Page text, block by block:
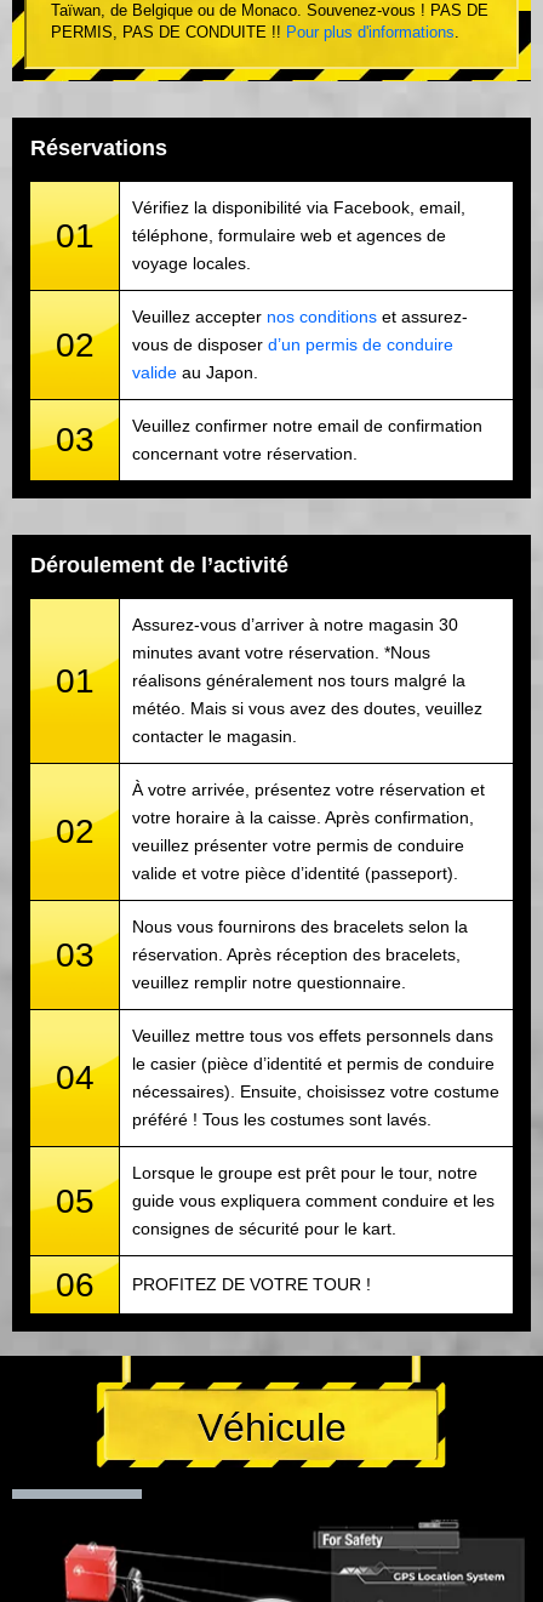
Taïwan, de Belgique ou de Monaco. Souvenez-vous ! PAS DE
PERMIS, PAS DE CONDUITE !! Pour plus d'informations.
Réservations
01
Vérifiez la disponibilité via Facebook, email,
téléphone, formulaire web et agences de
voyage locales.
02
Veuillez accepter nos conditions et assurez-
vous de disposer d’un permis de conduire
valide au Japon.
03
Veuillez confirmer notre email de confirmation
concernant votre réservation.
Déroulement de l’activité
01
Assurez-vous d’arriver à notre magasin 30
minutes avant votre réservation. *Nous
réalisons généralement nos tours malgré la
météo. Mais si vous avez des doutes, veuillez
contacter le magasin.
02
À votre arrivée, présentez votre réservation et
votre horaire à la caisse. Après confirmation,
veuillez présenter votre permis de conduire
valide et votre pièce d’identité (passeport).
03
Nous vous fournirons des bracelets selon la
réservation. Après réception des bracelets,
veuillez remplir notre questionnaire.
04
Veuillez mettre tous vos effets personnels dans
le casier (pièce d’identité et permis de conduire
nécessaires). Ensuite, choisissez votre costume
préféré ! Tous les costumes sont lavés.
05
Lorsque le groupe est prêt pour le tour, notre
guide vous expliquera comment conduire et les
consignes de sécurité pour le kart.
06 PROFITEZ DE VOTRE TOUR !
Véhicule